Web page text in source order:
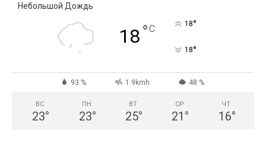
Небольшой Дождь
18°C 18°
18°
93 % 1.9kmh 48 %
ВС
23°
ПН
23°
ВТ
25°
СР
21 °
ЧТ
16°